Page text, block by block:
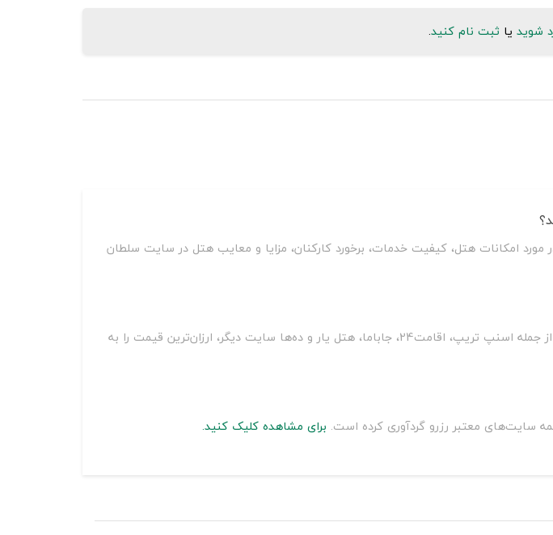
شوید یا ثبت نام کنید.
امکانات هتل، کیفیت خدمات، برخورد کارکنان، مزایا و معایب هتل در سایت سلطان
سلطان سفر با مقایسه قیمت هتل آپارتمان سانیا محمودآباد بر روی سایت‌های مختلف از جمله اسنپ تریپ، اقامت24، جاباما، هتل یار و ده‌ها سایت دیگر، ارزان‌ترین قیمت را به
سایت‌های معتبر رزرو گردآوری کرده است. برای مشاهده کلیک کنید.